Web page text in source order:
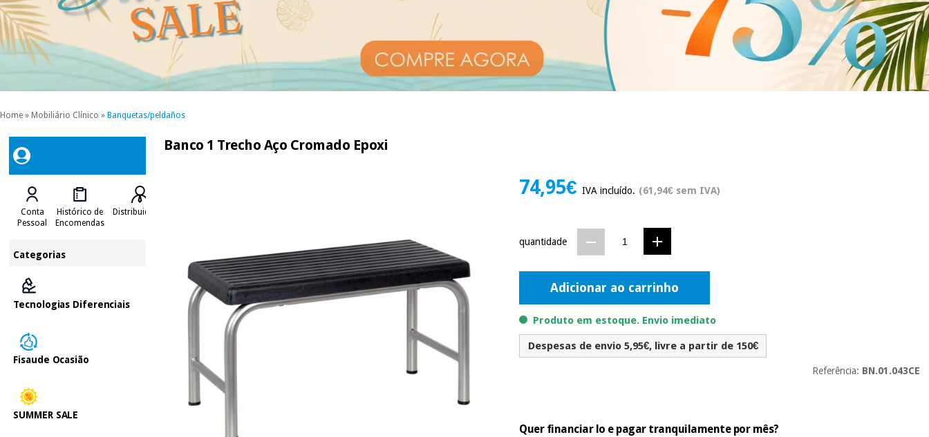
Home » Mobiliário Clínico » Banquetas/peldaños
Conta
Pessoal
Histórico de
Encomendas
Distribuidores
Categorias
Tecnologias Diferenciais
Fisaude Ocasião
SUMMER SALE
Banco 1 Trecho Aço Cromado Epoxi
74,95€IVA incluído. (61,94€ sem IVA)
quantidade
Adicionar ao carrinho
Produto em estoque. Envio imediato
Despesas de envio 5,95€, livre a partir de 150€
Referência: BN.01.043CE
Quer financiar lo e pagar tranquilamente por mês?